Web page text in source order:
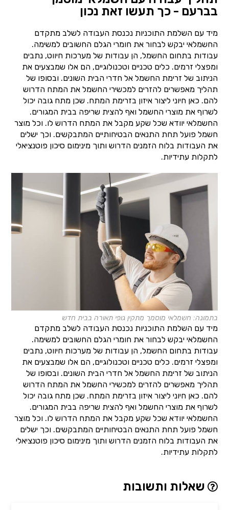
בברעם - כך תעשו זאת נכון
מיד עם השלמת התוכניות נכנסת העבודה לשלב מתקדם
החשמלאי יבקש לבחור את חומרי הגלם החשובים למשימה.
עבודות בתחום החשמל, הן עבודות של מערכות חיווט, נתבים
ומפצלי זרמים. כלים טכניים וטכנולוגיים, הם אלו שמבצעים את
הניתוב של זרימת החשמל אל חדרי הבית השונים. ובסופו של
תהליך מאפשרים להזרים למכשירי החשמל את המתח הדרוש
להם. כאן חיוני ליצור איזון בזרימת המתח. שכן מתח גובה יכול
לשרוף את מוצרי החשמל ואף להצית שריפה בבית המגורים.
החשמלאי יוודא שכל שקע מקבל את המתח הדרוש לו. וכל מוצר
חשמל פועל תחת התנאים הבטיחותיים המתבקשים. וכך ישלים
את העבודות בלוח הזמנים הדרוש ותוך מינימום סיכון פוטנציאלי
לתקלות עתידיות.
בתמונה: חשמלאי מוסמך מתקין גופי תאורה בבית חדש
מיד עם השלמת התוכניות נכנסת העבודה לשלב מתקדם
החשמלאי יבקש לבחור את חומרי הגלם החשובים למשימה.
עבודות בתחום החשמל, הן עבודות של מערכות חיווט, נתבים
ומפצלי זרמים. כלים טכניים וטכנולוגיים, הם אלו שמבצעים את
הניתוב של זרימת החשמל אל חדרי הבית השונים. ובסופו של
תהליך מאפשרים להזרים למכשירי החשמל את המתח הדרוש
להם. כאן חיוני ליצור איזון בזרימת המתח. שכן מתח גובה יכול
לשרוף את מוצרי החשמל ואף להצית שריפה בבית המגורים.
החשמלאי יוודא שכל שקע מקבל את המתח הדרוש לו. וכל מוצר
חשמל פועל תחת התנאים הבטיחותיים המתבקשים. וכך ישלים
את העבודות בלוח הזמנים הדרוש ותוך מינימום סיכון פוטנציאלי
לתקלות עתידיות.
שאלות ותשובות